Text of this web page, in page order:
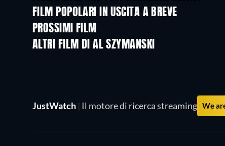
FILM POPOLARI IN USCITA A BREVE
PROSSIMI FILM
ALTRI FILM DI AL SZYMANSKI
JustWatch | Il motore di ricerca streaming We